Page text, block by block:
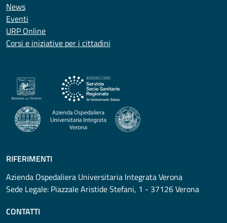
News
Eventi
URP Online
Corsi e iniziative per i cittadini
RIFERIMENTI
Azienda Ospedaliera Universitaria Integrata Verona
Sede Legale: Piazzale Aristide Stefani, 1 - 37126 Verona
CONTATTI